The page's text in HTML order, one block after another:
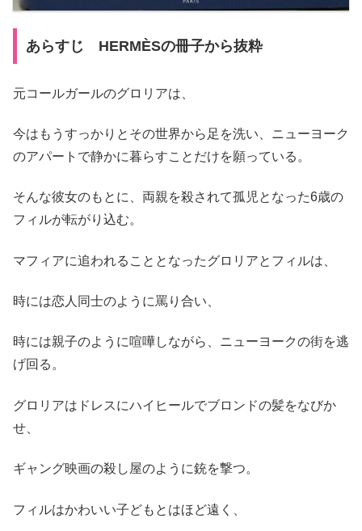
あらすじ HERMÈSの冊子から抜粋
元コールガールのグロリアは、
今はもうすっかりとその世界から足を洗い、ニューヨーク
のアパートで静かに暮らすことだけを願っている。
そんな彼女のもとに、両親を殺されて孤児となった6歳の
フィルが転がり込む。
マフィアに追われることとなったグロリアとフィルは、
時には恋人同士のように罵り合い、
時には親子のように喧嘩しながら、ニューヨークの街を逃
げ回る。
グロリアはドレスにハイヒールでブロンドの髪をなびか
せ、
ギャング映画の殺し屋のように銃を撃つ。
フィルはかわいい子どもとはほど遠く、